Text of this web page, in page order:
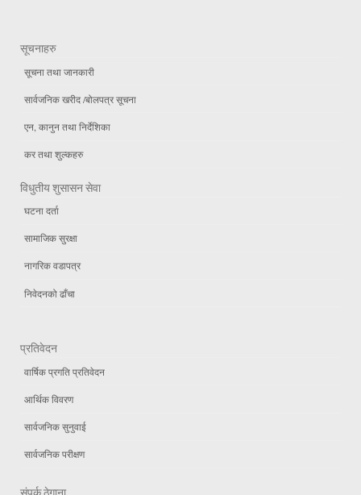
सूचनाहरु
सूचना तथा जानकारी
सार्वजनिक खरीद /बोलपत्र सूचना
एन, कानुन तथा निर्देशिका
कर तथा शुल्कहरु
विधुतीय शुसासन सेवा
घटना दर्ता
सामाजिक सुरक्षा
नागरिक वडापत्र
निवेदनको ढाँचा
प्रतिवेदन
वार्षिक प्रगति प्रतिवेदन
आर्थिक विवरण
सार्वजनिक सुनुवाई
सार्वजनिक परीक्षण